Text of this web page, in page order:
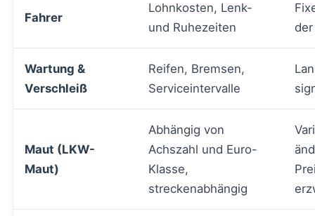
Fahrer
Lohnkosten, Lenk-
und Ruhezeiten
Wartung &
Verschleiß
Reifen, Bremsen,
Serviceintervalle
Maut (LKW-
Maut)
Abhängig von
Achszahl und Euro-
Klasse,
streckenabhängig